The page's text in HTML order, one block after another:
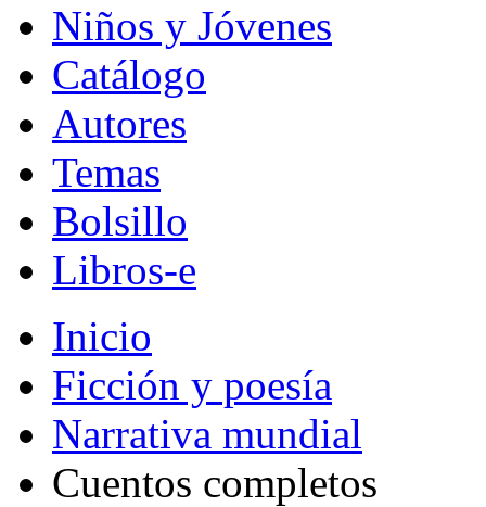
Niños y Jóvenes
Catálogo
Autores
Temas
Bolsillo
Libros-e
Inicio
Ficción y poesía
Narrativa mundial
Cuentos completos